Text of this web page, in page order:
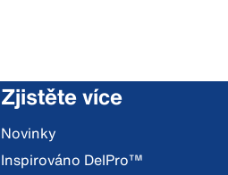
Zjistěte více
Novinky
Inspirováno DelPro™